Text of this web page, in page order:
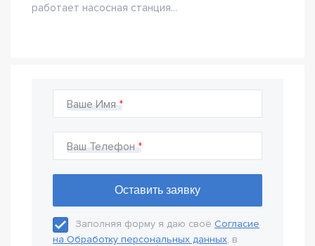
работает насосная станция...
Ваше Имя
Ваш Телефон
Заполняя форму я даю своё Согласие
на Обработку персональных данных, в